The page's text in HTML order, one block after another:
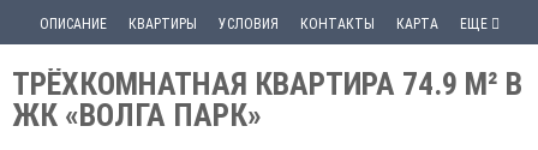
ОПИСАНИЕ КВАРТИРЫ УСЛОВИЯ КОНТАКТЫ КАРТА ЕЩЕ
ТРЁХКОМНАТНАЯ КВАРТИРА 74.9 М² В
ЖК «ВОЛГА ПАРК»